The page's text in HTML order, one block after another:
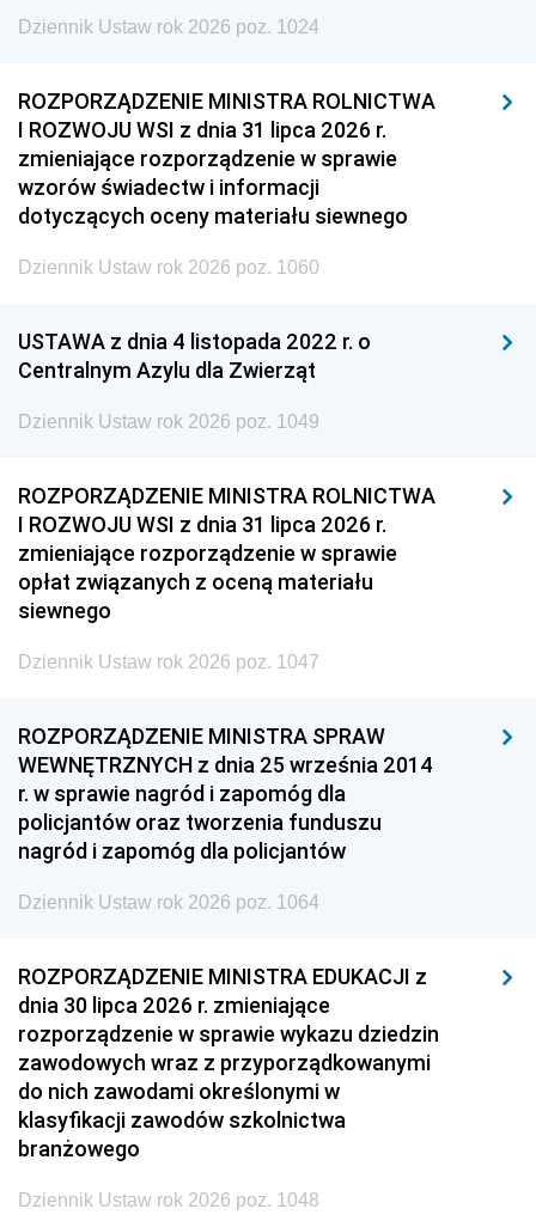
Dziennik Ustaw rok 2026 poz. 1024
ROZPORZĄDZENIE MINISTRA ROLNICTWA
I ROZWOJU WSI z dnia 31 lipca 2026 r.
zmieniające rozporządzenie w sprawie
wzorów świadectw i informacji
dotyczących oceny materiału siewnego
Dziennik Ustaw rok 2026 poz. 1060
USTAWA z dnia 4 listopada 2022 r. o
Centralnym Azylu dla Zwierząt
Dziennik Ustaw rok 2026 poz. 1049
ROZPORZĄDZENIE MINISTRA ROLNICTWA
I ROZWOJU WSI z dnia 31 lipca 2026 r.
zmieniające rozporządzenie w sprawie
opłat związanych z oceną materiału
siewnego
Dziennik Ustaw rok 2026 poz. 1047
ROZPORZĄDZENIE MINISTRA SPRAW
WEWNĘTRZNYCH z dnia 25 września 2014
r. w sprawie nagród i zapomóg dla
policjantów oraz tworzenia funduszu
nagród i zapomóg dla policjantów
Dziennik Ustaw rok 2026 poz. 1064
ROZPORZĄDZENIE MINISTRA EDUKACJI z
dnia 30 lipca 2026 r. zmieniające
rozporządzenie w sprawie wykazu dziedzin
zawodowych wraz z przyporządkowanymi
do nich zawodami określonymi w
klasyfikacji zawodów szkolnictwa
branżowego
Dziennik Ustaw rok 2026 poz. 1048